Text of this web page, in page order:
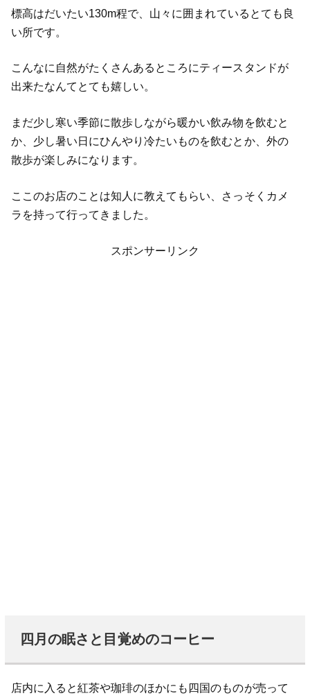
標高はだいたい130m程で、山々に囲まれているとても良
い所です。
こんなに自然がたくさんあるところにティースタンドが
出来たなんてとても嬉しい。
まだ少し寒い季節に散歩しながら暖かい飲み物を飲むと
か、少し暑い日にひんやり冷たいものを飲むとか、外の
散歩が楽しみになります。
ここのお店のことは知人に教えてもらい、さっそくカメ
ラを持って行ってきました。
スポンサーリンク
四月の眠さと目覚めのコーヒー
店内に入ると紅茶や珈琲のほかにも四国のものが売って